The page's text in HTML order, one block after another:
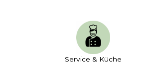
Service & Küche